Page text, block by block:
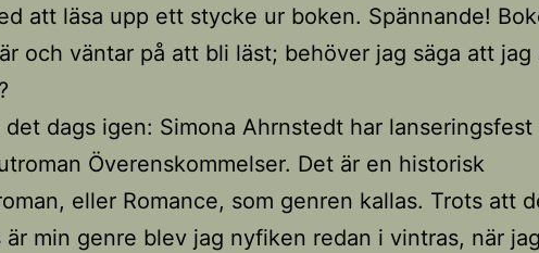
att läsa upp ett stycke ur boken. Spännande!
och väntar på att bli läst; behöver jag säga att jag
det dags igen: Simona Ahrnstedt har lanseringsfest
Överenskommelser. Det är en historisk
eller Romance, som genren kallas. Trots att
är min genre blev jag nyfiken redan i vintras, när jag